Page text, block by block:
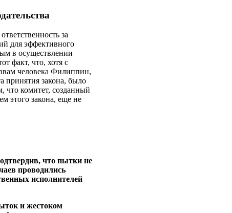
за
для эффективного
в осуществлении
факт, что, хотя с
человека Филиппин,
принятия закона, было
что комитет, созданный
этого закона, еще не
что пытки не
проводились
исполнителей
и жестоком